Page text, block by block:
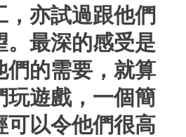
，亦試過跟他們
。最深的感受是
們的需要，就算
玩遊戲，一個簡
可以令他們很高